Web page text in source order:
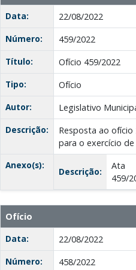
Data:
22/08/2022
Número:
459/2022
Título:
Ofício 459/2022
Tipo:
Ofício
Autor:
Legislativo
Descrição:
Resposta ao
para o exercício
Anexo(s):
Descrição:
Ata
459/
Ofício
Data:
22/08/2022
Número:
458/2022